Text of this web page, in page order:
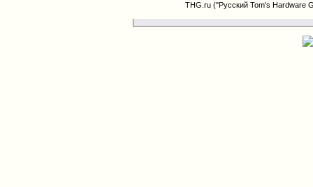
THG.ru ("Русский Tom's Hardware